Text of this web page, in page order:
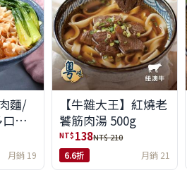
麵/
味
月銷 19
【牛雜大王】紅燒老
饕筋肉湯 500g
NT$ 138NT$ 210
6.6折 月銷 21